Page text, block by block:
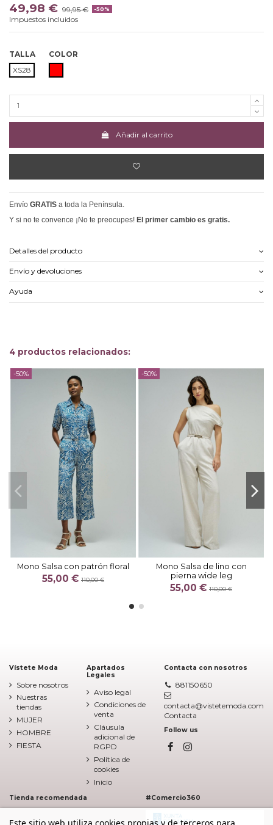
49,98 € 99,95 € -50%
Impuestos incluidos
TALLA
XS28
COLOR
Añadir al carrito
Envío GRATIS a toda la Península.
Y si no te convence ¡No te preocupes! El primer cambio es gratis.
Detalles del producto
Envío y devoluciones
Ayuda
4 productos relacionados:
-50%
Mono Salsa con patrón floral
55,00 € 110,00 €
-50%
Mono Salsa de lino con
pierna wide leg
55,00 € 110,00 €
Vístete Moda
Sobre nosotros
Nuestras
tiendas
MUJER
HOMBRE
FIESTA
Apartados
Legales
Aviso legal
Condiciones de
venta
Cláusula
adicional de
RGPD
Política de
cookies
Inicio
Contacta con nosotros
881150650
contacta@vistetemoda.com
Contacta
Follow us
Tienda recomendada #Comercio360